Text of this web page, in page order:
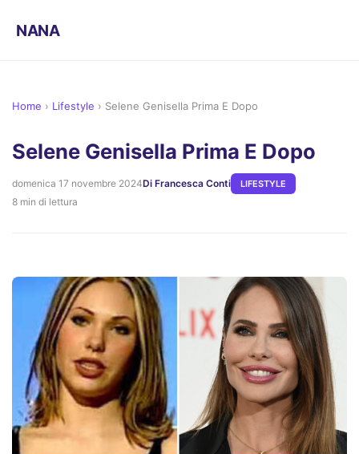
NANA
Home › Lifestyle › Selene Genisella Prima E Dopo
Selene Genisella Prima E Dopo
domenica 17 novembre 2024Di Francesca Conti LIFESTYLE
8 min di lettura